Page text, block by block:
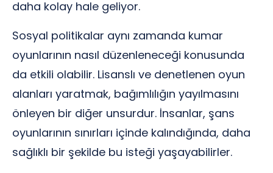
daha kolay hale geliyor.
Sosyal politikalar aynı zamanda kumar
oyunlarının nasıl düzenleneceği konusunda
da etkili olabilir. Lisanslı ve denetlenen oyun
alanları yaratmak, bağımlılığın yayılmasını
önleyen bir diğer unsurdur. İnsanlar, şans
oyunlarının sınırları içinde kalındığında, daha
sağlıklı bir şekilde bu isteği yaşayabilirler.